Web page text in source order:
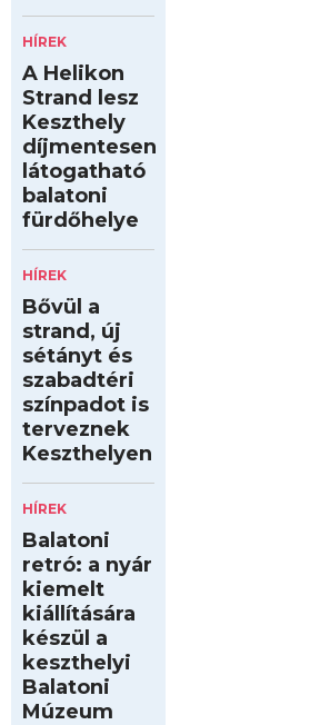
HÍREK
A Helikon
Strand lesz
Keszthely
díjmentesen
látogatható
balatoni
fürdőhelye
HÍREK
Bővül a
strand, új
sétányt és
szabadtéri
színpadot is
terveznek
Keszthelyen
HÍREK
Balatoni
retró: a nyár
kiemelt
kiállítására
készül a
keszthelyi
Balatoni
Múzeum